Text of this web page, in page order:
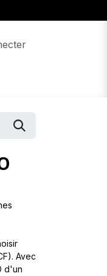
Avec
d'un